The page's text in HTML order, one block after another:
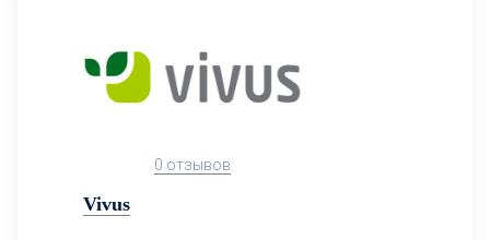
0 отзывов
Vivus